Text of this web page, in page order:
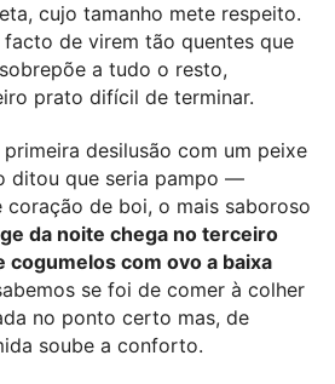
cujo tamanho mete respeito.
de virem tão quentes que
a tudo o resto,
prato difícil de terminar.
desilusão com um peixe
ditou que seria pampo —
de boi, o mais saboroso
da noite chega no terceiro
cogumelos com ovo a baixa
se foi de comer à colher
no ponto certo mas, de
soube a conforto.